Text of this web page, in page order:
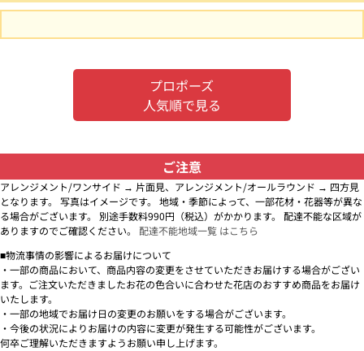
プロポーズ
人気順で見る
ご注意
アレンジメント/ワンサイド → 片面見、アレンジメント/オールラウンド → 四方見
となります。 写真はイメージです。 地域・季節によって、一部花材・花器等が異な
る場合がございます。 別途手数料990円（税込）がかかります。 配達不能な区域が
ありますのでご確認ください。 配達不能地域一覧 はこちら
■物流事情の影響によるお届けについて
・一部の商品において、商品内容の変更をさせていただきお届けする場合がござい
ます。ご注文いただきましたお花の色合いに合わせた花店のおすすめ商品をお届け
いたします。
・一部の地域でお届け日の変更のお願いをする場合がございます。
・今後の状況によりお届けの内容に変更が発生する可能性がございます。
何卒ご理解いただきますようお願い申し上げます。